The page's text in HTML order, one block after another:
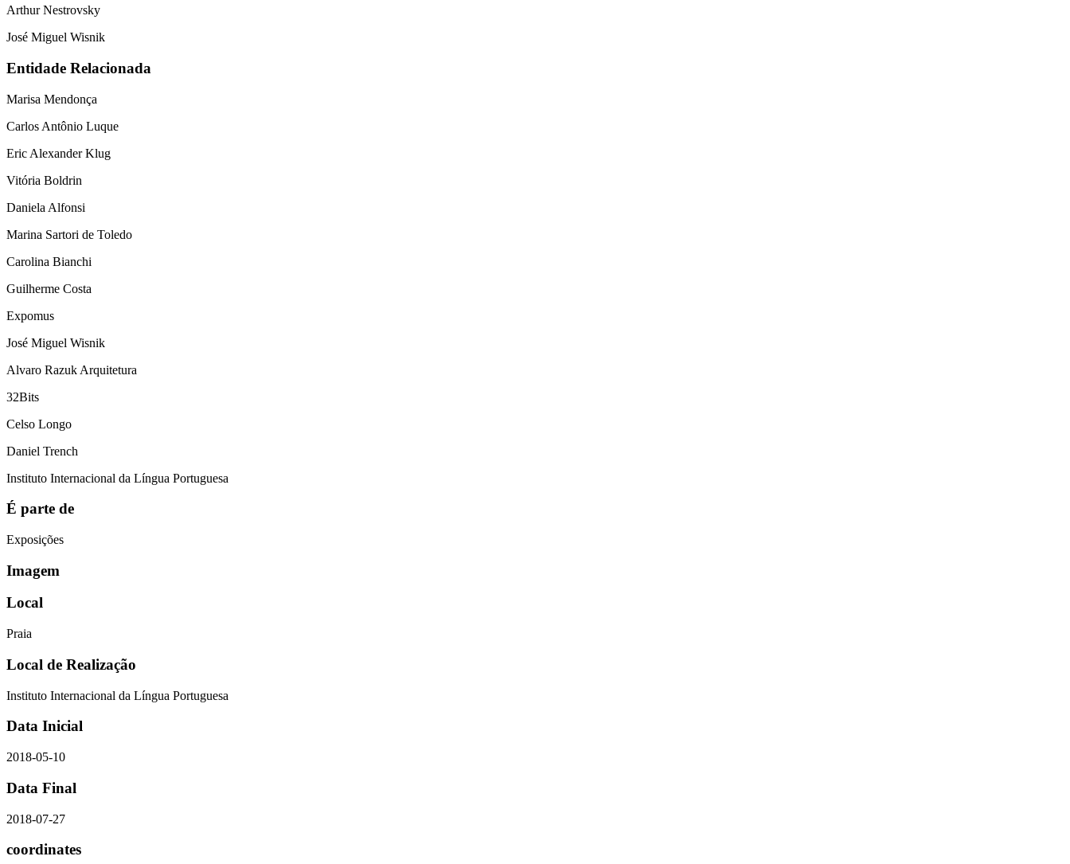
Arthur Nestrovsky
José Miguel Wisnik
Entidade Relacionada
Marisa Mendonça
Carlos Antônio Luque
Eric Alexander Klug
Vitória Boldrin
Daniela Alfonsi
Marina Sartori de Toledo
Carolina Bianchi
Guilherme Costa
Expomus
José Miguel Wisnik
Alvaro Razuk Arquitetura
32Bits
Celso Longo
Daniel Trench
Instituto Internacional da Língua Portuguesa
É parte de
Exposições
Imagem
Local
Praia
Local de Realização
Instituto Internacional da Língua Portuguesa
Data Inicial
2018-05-10
Data Final
2018-07-27
coordinates